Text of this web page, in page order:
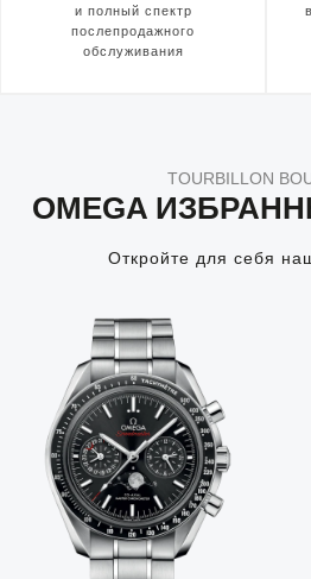
и полный спектр
послепродажного
обслуживания
TOURBILLON
OMEGA
Откройте для себя